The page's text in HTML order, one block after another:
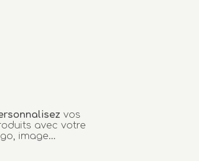
vos
avec votre
image...